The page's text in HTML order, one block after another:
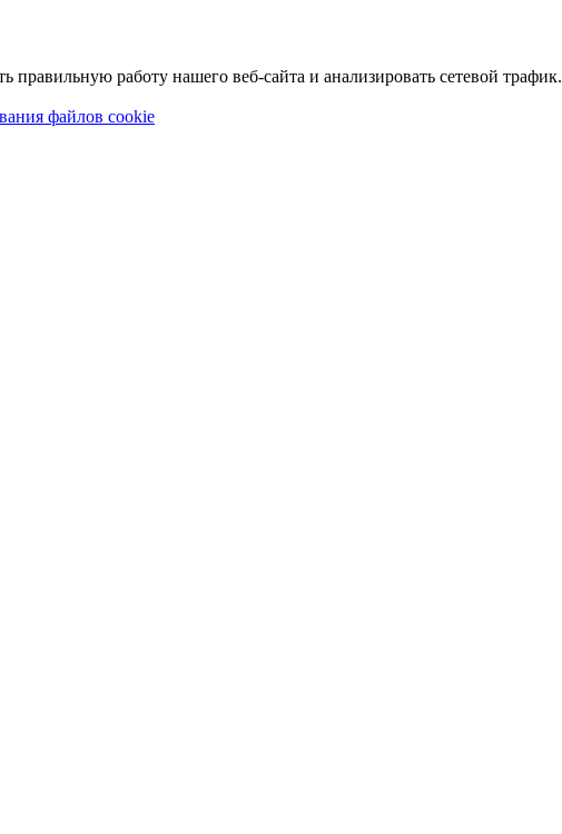
работу нашего веб-сайта и анализировать сетевой трафик.
файлов cookie